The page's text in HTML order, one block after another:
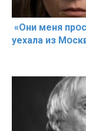
«Они меня
уехала из